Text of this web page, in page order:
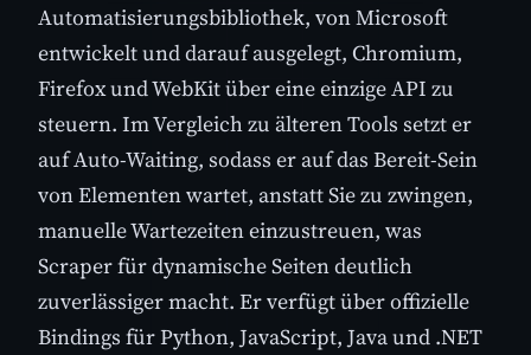
Automatisierungsbibliothek, von Microsoft
entwickelt und darauf ausgelegt, Chromium,
Firefox und WebKit über eine einzige API zu
steuern. Im Vergleich zu älteren Tools setzt er
auf Auto-Waiting, sodass er auf das Bereit-Sein
von Elementen wartet, anstatt Sie zu zwingen,
manuelle Wartezeiten einzustreuen, was
Scraper für dynamische Seiten deutlich
zuverlässiger macht. Er verfügt über offizielle
Bindings für Python, JavaScript, Java und .NET